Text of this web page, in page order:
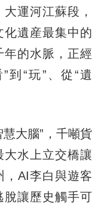
運河江蘇段，
化遺産最集中的
年的水脈，正經
到“玩”、從“遺
大腦”，千噸貨
大水上立交橋讓
，AI李白與遊客
脫讓歷史觸手可